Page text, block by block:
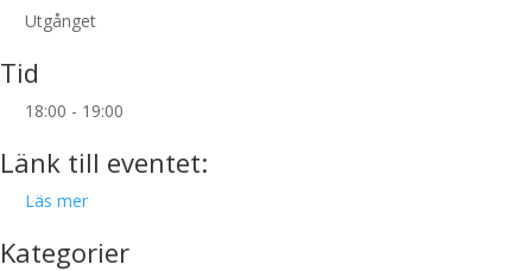
Utgånget
Tid
18:00 - 19:00
Länk till eventet:
Läs mer
Kategorier